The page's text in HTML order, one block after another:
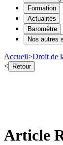
Formation
Actualités
Baromètre
Nos autres
Accueil>Droit de
< Retour
Article